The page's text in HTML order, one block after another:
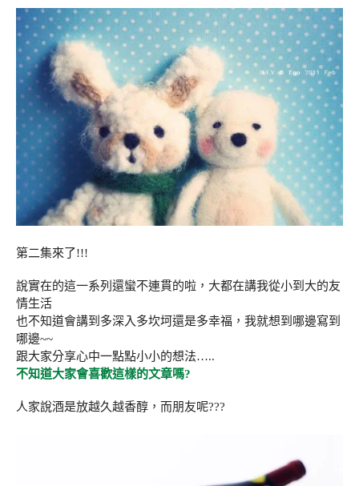
第二集來了!!!
說實在的這一系列還蠻不連貫的啦，大都在講我從小到大的友
情生活
也不知道會講到多深入多坎坷還是多幸福，我就想到哪邊寫到
哪邊~~
跟大家分享心中一點點小小的想法…..
不知道大家會喜歡這樣的文章嗎?
人家說酒是放越久越香醇，而朋友呢???